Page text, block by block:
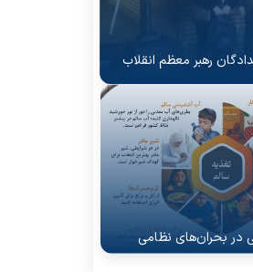
رهبر معظم انقلاب
در بحران‌های نظامی